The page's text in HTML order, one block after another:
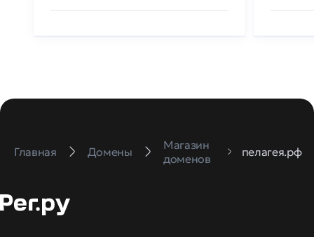
Главная Домены
Магазин
доменов
пелагея.рф